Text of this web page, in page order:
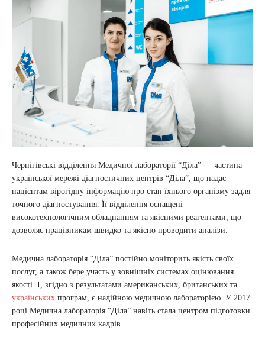
Чернігівські відділення Медичної лабораторії “Діла” — частина
української мережі діагностичних центрів “Діла”, що надає
пацієнтам вірогідну інформацію про стан їхнього організму задля
точного діагностування. Її відділення оснащені
високотехнологічним обладнанням та якісними реагентами, що
дозволяє працівникам швидко та якісно проводити аналізи.
Медична лабораторія “Діла” постійно моніторить якість своїх
послуг, а також бере участь у зовнішніх системах оцінювання
якості. І, згідно з результатами американських, британських та
українських програм, є надійною медичною лабораторією. У 2017
році Медична лабораторія “Діла” навіть стала центром підготовки
професійних медичних кадрів.